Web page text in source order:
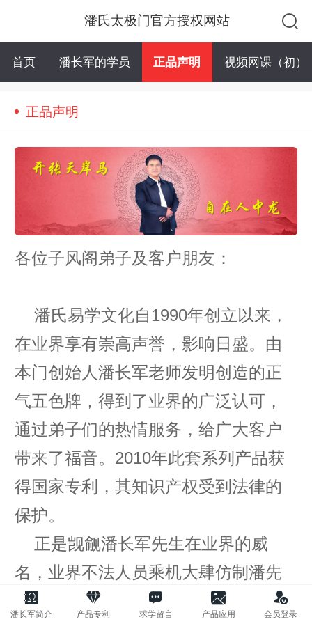
潘氏太极门官方授权网站
首页 潘长军的学员 正品声明 视频网课（初）
正品声明
各位子风阁弟子及客户朋友：
潘氏易学文化自1990年创立以来，
在业界享有崇高声誉，影响日盛。由
本门创始人潘长军老师发明创造的正
气五色牌，得到了业界的广泛认可，
通过弟子们的热情服务，给广大客户
带来了福音。2010年此套系列产品获
得国家专利，其知识产权受到法律的
保护。
正是觊觎潘长军先生在业界的威
名，业界不法人员乘机大肆仿制潘先
生根据易理发明的吉祥物-五色正气
潘长军简介 产品专利 求学留言 产品应用 会员登录